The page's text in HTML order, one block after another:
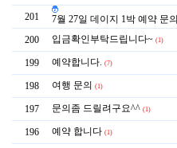
201 7월 27일 데이지 1박 예약 문의
200 입금확인부탁드립니다~ (1)
199 예약합니다. (7)
198 여행 문의 (1)
197 문의좀 드릴려구요^^ (1)
196 예약 합니다 (1)